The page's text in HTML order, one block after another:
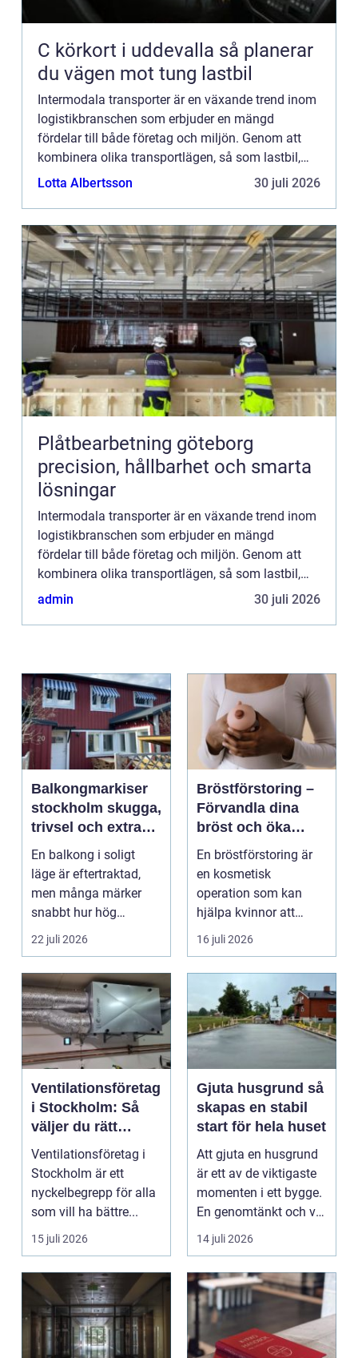
C körkort i uddevalla så planerar
du vägen mot tung lastbil
Intermodala transporter är en växande trend inom
logistikbranschen som erbjuder en mängd
fördelar till både företag och miljön. Genom att
kombinera olika transportlägen, så som lastbil,
tåg, fartyg och ibland flyg, kan gods fraktas
Lotta Albertsson 30 juli 2026
Plåtbearbetning göteborg
precision, hållbarhet och smarta
lösningar
Intermodala transporter är en växande trend inom
logistikbranschen som erbjuder en mängd
fördelar till både företag och miljön. Genom att
kombinera olika transportlägen, så som lastbil,
tåg, fartyg och ibland flyg, kan gods fraktas
admin 30 juli 2026
Balkongmarkiser
stockholm skugga,
trivsel och extra
rum utomhus
En balkong i soligt
läge är eftertraktad,
men många märker
snabbt hur hög
värmen kan bli under
22 juli 2026
Bröstförstoring –
Förvandla dina
bröst och öka
självförtroendet
En bröstförstoring är
en kosmetisk
operation som kan
hjälpa kvinnor att
uppn&ari...
16 juli 2026
Ventilationsföretag
i Stockholm: Så
väljer du rätt
expert på frisk luft
Ventilationsföretag i
Stockholm är ett
nyckelbegrepp för alla
som vill ha bättre...
15 juli 2026
Gjuta husgrund så
skapas en stabil
start för hela huset
Att gjuta en husgrund
är ett av de viktigaste
momenten i ett bygge.
En genomtänkt och väl
utförd gru...
14 juli 2026